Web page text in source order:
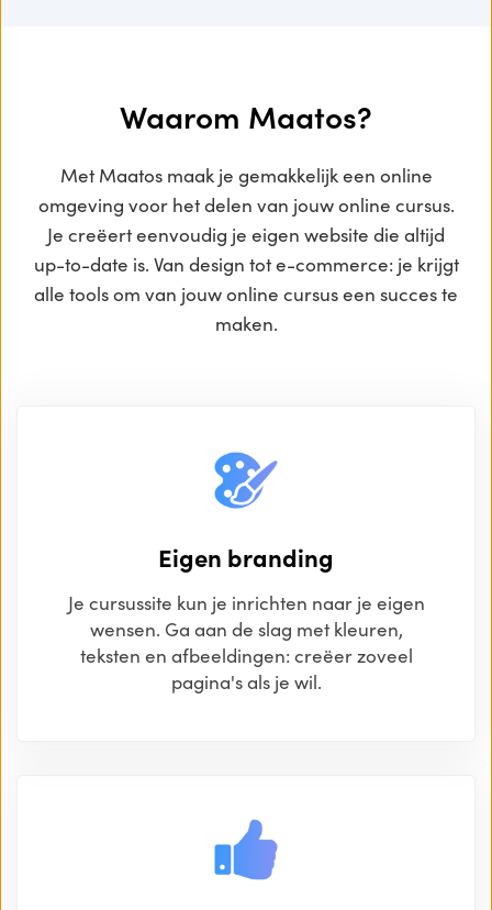
Waarom Maatos?
Met Maatos maak je gemakkelijk een online
omgeving voor het delen van jouw online cursus.
Je creëert eenvoudig je eigen website die altijd
up-to-date is. Van design tot e-commerce: je krijgt
alle tools om van jouw online cursus een succes te
maken.
Eigen branding
Je cursussite kun je inrichten naar je eigen
wensen. Ga aan de slag met kleuren,
teksten en afbeeldingen: creëer zoveel
pagina's als je wil.